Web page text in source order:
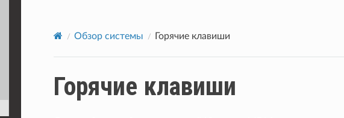
Обзор системы Горячие клавиши
Горячие клавиши